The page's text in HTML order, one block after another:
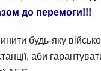
до перемоги!!!
будь-яку
аби